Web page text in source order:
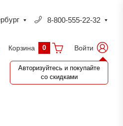
8-800-555-22-32
Корзина 0 Войти
Авторизуйтесь и покупайте
со скидками